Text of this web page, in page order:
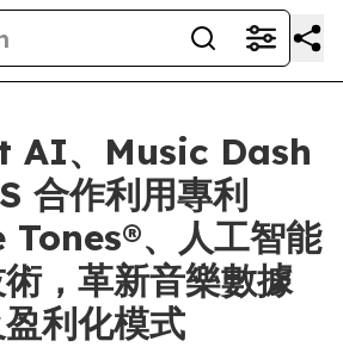
AI、Music Dash
合作利用專利
、人工智能
，革新音樂數據
利化模式